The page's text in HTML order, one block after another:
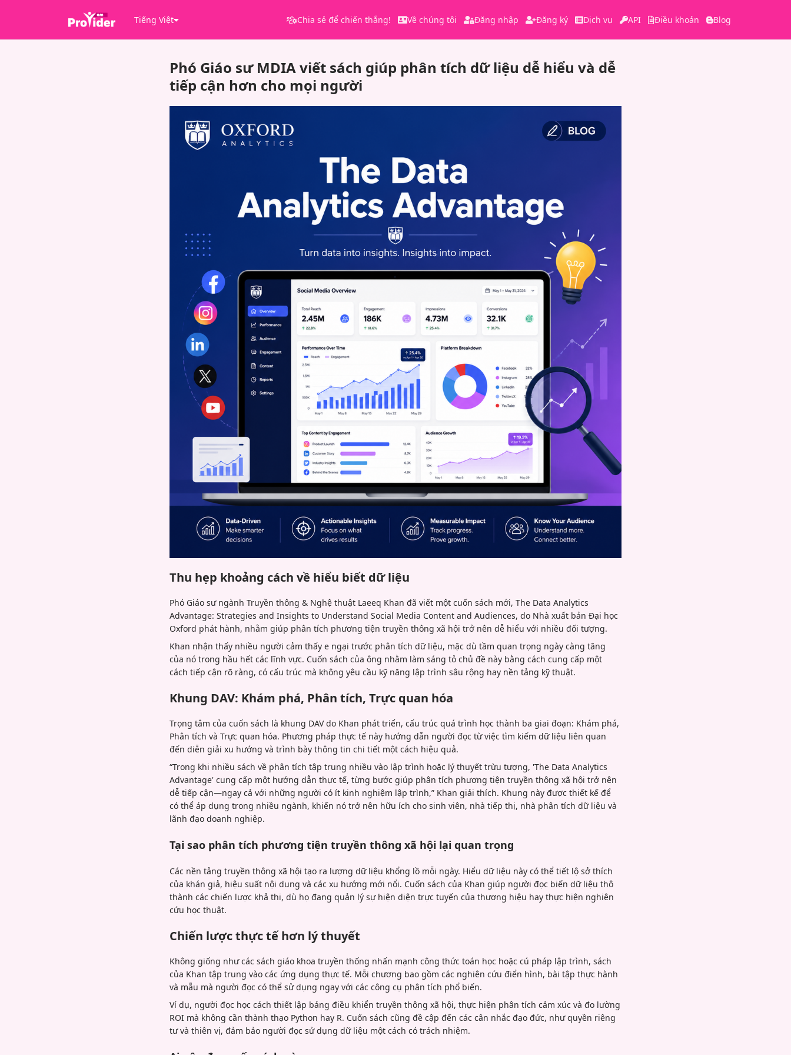
Tiếng Việt Chia sẻ để chiến thắng! Về chúng tôi Đăng nhập Đăng ký Dịch vụ API Điều khoản Blog
Phó Giáo sư MDIA viết sách giúp phân tích dữ liệu dễ hiểu và dễ
tiếp cận hơn cho mọi người
Thu hẹp khoảng cách về hiểu biết dữ liệu
Phó Giáo sư ngành Truyền thông & Nghệ thuật Laeeq Khan đã viết một cuốn sách mới, The Data Analytics
Advantage: Strategies and Insights to Understand Social Media Content and Audiences, do Nhà xuất bản Đại học
Oxford phát hành, nhằm giúp phân tích phương tiện truyền thông xã hội trở nên dễ hiểu với nhiều đối tượng.
Khan nhận thấy nhiều người cảm thấy e ngại trước phân tích dữ liệu, mặc dù tầm quan trọng ngày càng tăng
của nó trong hầu hết các lĩnh vực. Cuốn sách của ông nhằm làm sáng tỏ chủ đề này bằng cách cung cấp một
cách tiếp cận rõ ràng, có cấu trúc mà không yêu cầu kỹ năng lập trình sâu rộng hay nền tảng kỹ thuật.
Khung DAV: Khám phá, Phân tích, Trực quan hóa
Trọng tâm của cuốn sách là khung DAV do Khan phát triển, cấu trúc quá trình học thành ba giai đoạn: Khám phá,
Phân tích và Trực quan hóa. Phương pháp thực tế này hướng dẫn người đọc từ việc tìm kiếm dữ liệu liên quan
đến diễn giải xu hướng và trình bày thông tin chi tiết một cách hiệu quả.
“Trong khi nhiều sách về phân tích tập trung nhiều vào lập trình hoặc lý thuyết trừu tượng, 'The Data Analytics
Advantage' cung cấp một hướng dẫn thực tế, từng bước giúp phân tích phương tiện truyền thông xã hội trở nên
dễ tiếp cận—ngay cả với những người có ít kinh nghiệm lập trình,” Khan giải thích. Khung này được thiết kế để
có thể áp dụng trong nhiều ngành, khiến nó trở nên hữu ích cho sinh viên, nhà tiếp thị, nhà phân tích dữ liệu và
lãnh đạo doanh nghiệp.
Tại sao phân tích phương tiện truyền thông xã hội lại quan trọng
Các nền tảng truyền thông xã hội tạo ra lượng dữ liệu khổng lồ mỗi ngày. Hiểu dữ liệu này có thể tiết lộ sở thích
của khán giả, hiệu suất nội dung và các xu hướng mới nổi. Cuốn sách của Khan giúp người đọc biến dữ liệu thô
thành các chiến lược khả thi, dù họ đang quản lý sự hiện diện trực tuyến của thương hiệu hay thực hiện nghiên
cứu học thuật.
Chiến lược thực tế hơn lý thuyết
Không giống như các sách giáo khoa truyền thống nhấn mạnh công thức toán học hoặc cú pháp lập trình, sách
của Khan tập trung vào các ứng dụng thực tế. Mỗi chương bao gồm các nghiên cứu điển hình, bài tập thực hành
và mẫu mà người đọc có thể sử dụng ngay với các công cụ phân tích phổ biến.
Ví dụ, người đọc học cách thiết lập bảng điều khiển truyền thông xã hội, thực hiện phân tích cảm xúc và đo lường
ROI mà không cần thành thạo Python hay R. Cuốn sách cũng đề cập đến các cân nhắc đạo đức, như quyền riêng
tư và thiên vị, đảm bảo người đọc sử dụng dữ liệu một cách có trách nhiệm.